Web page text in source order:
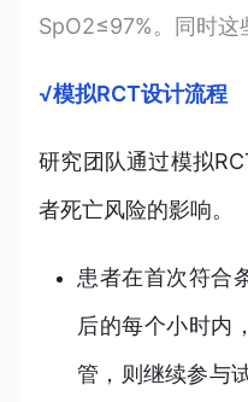
SpO2≤97%。同时这
√模拟RCT设计流程
研究团队通过模拟
者死亡风险的影响。
患者在首次符合
后的每个小时内
管，则继续参与